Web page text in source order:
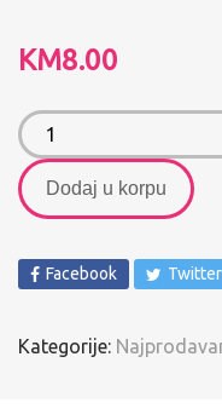
KM8.00
Dodaj u korpu
Facebook Twitter
Kategorije: